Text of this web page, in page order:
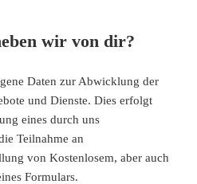
wir von dir?
Daten zur Abwicklung der
und Dienste. Dies erfolgt
eines durch uns
Teilnahme an
von Kostenlosem, aber auch
Formulars.